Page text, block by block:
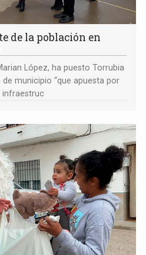
de la población en
López, ha puesto Torrubia
municipio “que apuesta por
infraestruc